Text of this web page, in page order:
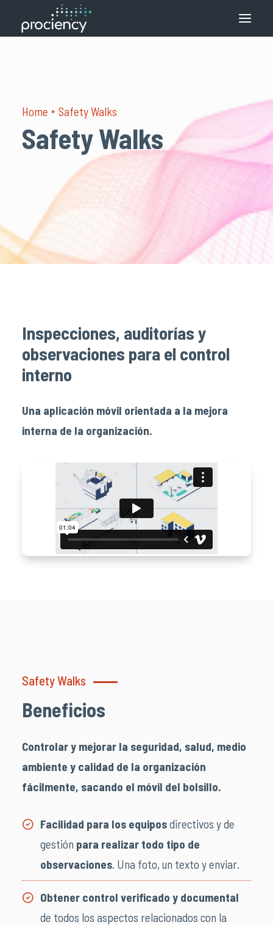
Soluciones
Contacto
Home Safety Walks
Safety Walks
Inspecciones, auditorías y
observaciones para el control
interno
Una aplicación móvil orientada a la mejora
interna de la organización.
Beneficios
Safety Walks
Controlar y mejorar la seguridad, salud, medio
ambiente y calidad de la organización
fácilmente, sacando el móvil del bolsillo.
Facilidad para los equiposdirectivos y de
gestión para realizar todo tipo de
observaciones. Una foto, un texto y enviar.
Obtener control verificado y documental
de todos los aspectos relacionados con la